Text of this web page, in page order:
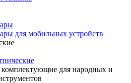
для мобильных устройств
комплектующие для народных и